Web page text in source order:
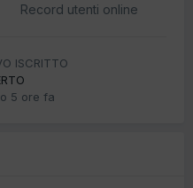
Record utenti online
ISCRITTO
5 ore fa